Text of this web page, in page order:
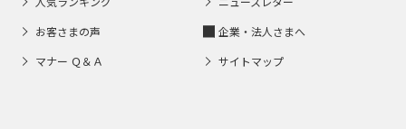
お客さまの声 企業・法人さまへ
マナー Ｑ＆Ａ サイトマップ